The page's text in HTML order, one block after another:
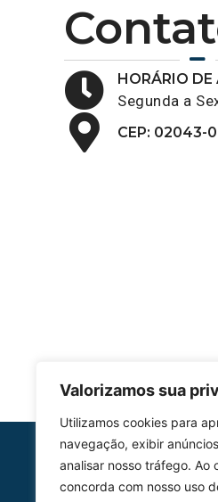
Valorizamos sua
Utilizamos cookies para
navegação, exibir
analisar nosso tráfego. Ao
concorda com nosso uso
HORÁRIO
Segunda a
CEP: 02043-
COM